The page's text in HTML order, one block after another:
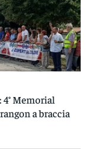
Memorial
a braccia